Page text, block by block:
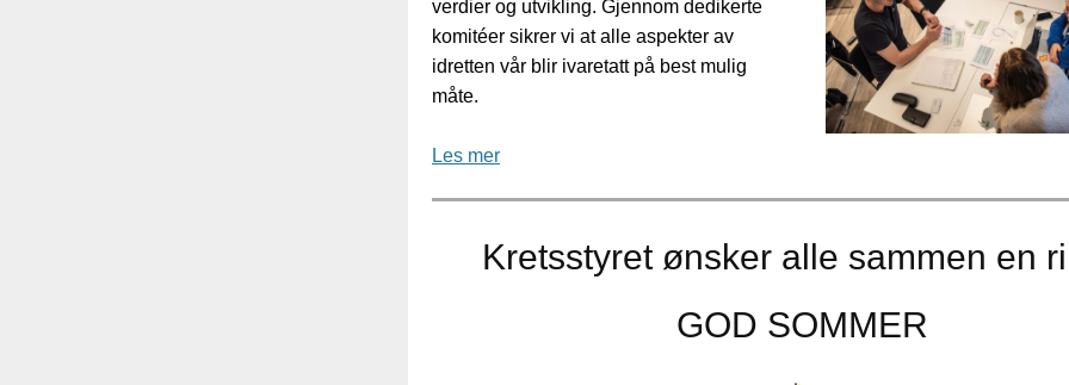
verdier og utvikling. Gjennom dedikerte
komitéer sikrer vi at alle aspekter av
idretten vår blir ivaretatt på best mulig
måte.
Les mer
Kretsstyret ønsker alle sammen en
GOD SOMMER